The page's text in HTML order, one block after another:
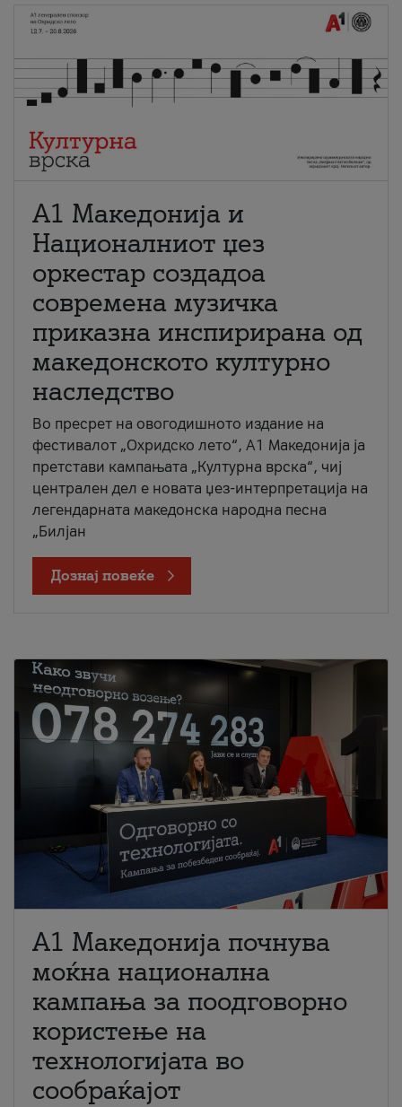
А1 Македонија и
Националниот џез
оркестар создадоа
современа музичка
приказна инспирирана од
македонското културно
наследство
Во пресрет на овогодишното издание на
фестивалот „Охридско лето“, А1 Македонија ја
претстави кампањата „Културна врска“, чиј
централен дел е новата џез-интерпретација на
легендарната македонска народна песна
„Билјан
Дознај повеќе
A1 Македонија почнува
моќна национална
кампања за поодговорно
користење на
технологијата во
сообраќајот